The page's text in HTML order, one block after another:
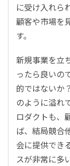
に受け入れら
顧客や市場を
す。
新規事業を立
ったら良いの
的ではないか
のように溢れ
ロダクトも、
ば、結局競合
会に提供でき
スが非常に多